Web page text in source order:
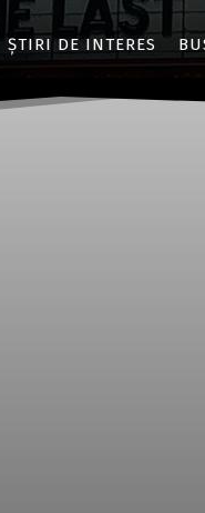
ȘTIRI DE INTERES